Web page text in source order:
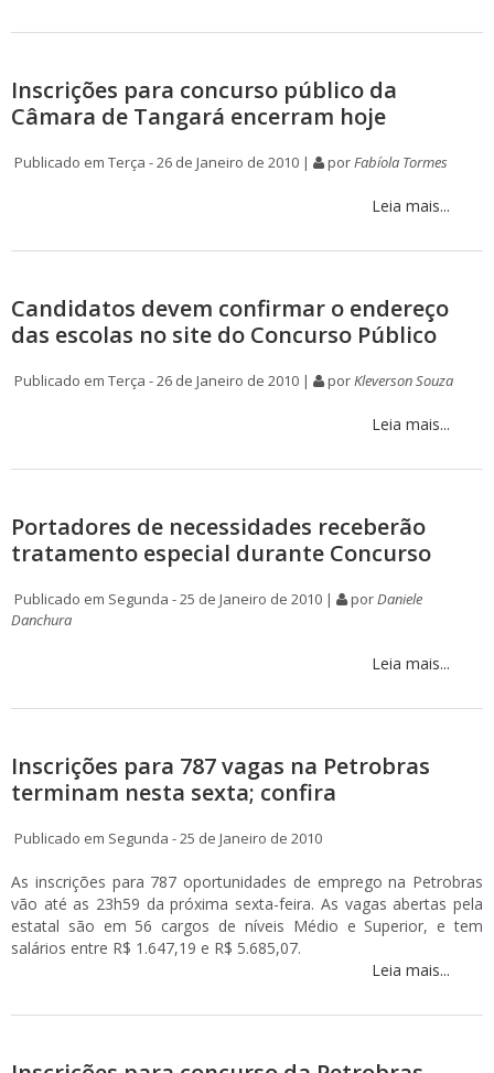
Inscrições para concurso público da
Câmara de Tangará encerram hoje
Publicado em Terça - 26 de Janeiro de 2010 | porFabíola Tormes
Leia mais...
Candidatos devem confirmar o endereço
das escolas no site do Concurso Público
Publicado em Terça - 26 de Janeiro de 2010 | porKleverson Souza
Leia mais...
Portadores de necessidades receberão
tratamento especial durante Concurso
Publicado em Segunda - 25 de Janeiro de 2010 | porDaniele
Danchura
Leia mais...
Inscrições para 787 vagas na Petrobras
terminam nesta sexta; confira
Publicado em Segunda - 25 de Janeiro de 2010
As inscrições para 787 oportunidades de emprego na Petrobras
vão até as 23h59 da próxima sexta-feira. As vagas abertas pela
estatal são em 56 cargos de níveis Médio e Superior, e tem
salários entre R$ 1.647,19 e R$ 5.685,07.
Leia mais...